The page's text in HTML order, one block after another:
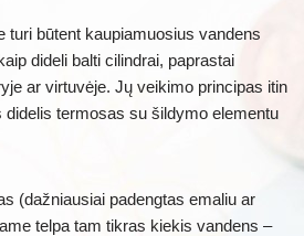
turi būtent kaupiamuosius vandens
dideli balti cilindrai, paprastai
ar virtuvėje. Jų veikimo principas itin
termosas su šildymo elementu
(dažniausiai padengtas emaliu ar
telpa tam tikras kiekis vandens –